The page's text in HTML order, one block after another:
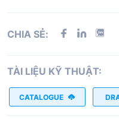
CHIA SẺ:
TÀI LIỆU KỸ THUẬT:
CATALOGUE